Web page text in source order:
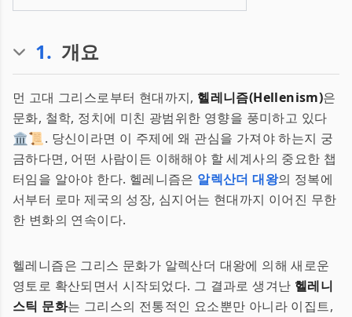
1. 개요
먼 고대 그리스로부터 현대까지, 헬레니즘(Hellenism)은
문화, 철학, 정치에 미친 광범위한 영향을 풍미하고 있다
🏛️📜. 당신이라면 이 주제에 왜 관심을 가져야 하는지 궁
금하다면, 어떤 사람이든 이해해야 할 세계사의 중요한 챕
터임을 알아야 한다. 헬레니즘은 알렉산더 대왕의 정복에
서부터 로마 제국의 성장, 심지어는 현대까지 이어진 무한
한 변화의 연속이다.
헬레니즘은 그리스 문화가 알렉산더 대왕에 의해 새로운
영토로 확산되면서 시작되었다. 그 결과로 생겨난 헬레니
스틱 문화는 그리스의 전통적인 요소뿐만 아니라 이집트,